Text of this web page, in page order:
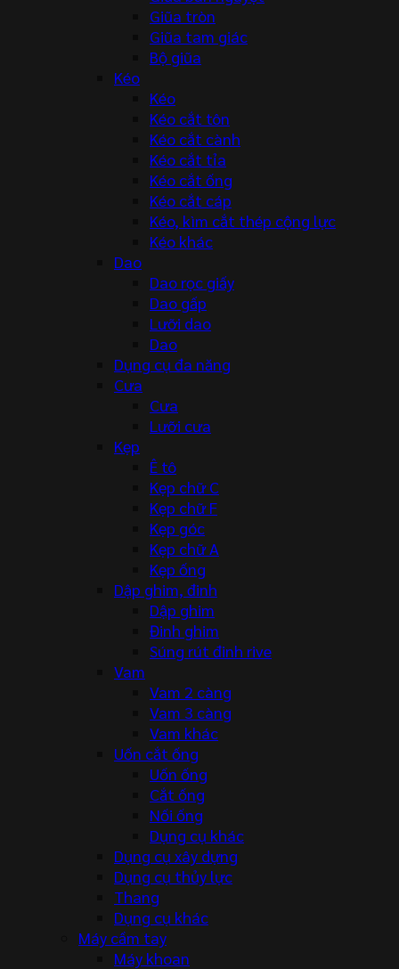
Giũa tròn
Giũa tam giác
Bộ giũa
Kéo
Kéo
Kéo cắt tôn
Kéo cắt cành
Kéo cắt tỉa
Kéo cắt ống
Kéo cắt cáp
Kéo, kìm cắt thép cộng lực
Kéo khác
Dao
Dao rọc giấy
Dao gấp
Lưỡi dao
Dao
Dụng cụ đa năng
Cưa
Cưa
Lưỡi cưa
Kẹp
Ê tô
Kẹp chữ C
Kẹp chữ F
Kẹp góc
Kẹp chữ A
Kẹp ống
Dập ghim, đinh
Dập ghim
Đinh ghim
Súng rút đinh rive
Vam
Vam 2 càng
Vam 3 càng
Vam khác
Uốn cắt ống
Uốn ống
Cắt ống
Nối ống
Dụng cụ khác
Dụng cụ xây dựng
Dụng cụ thủy lực
Thang
Dụng cụ khác
Máy cầm tay
Máy khoan